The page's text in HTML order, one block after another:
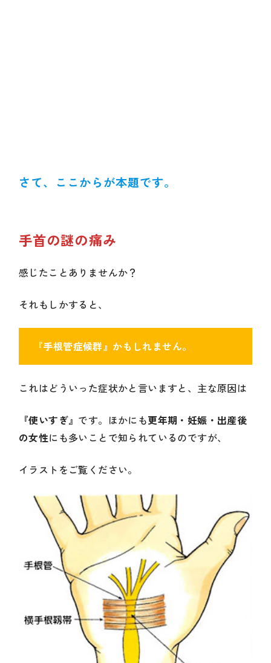
さて、ここからが本題です。
手首の謎の痛み
感じたことありませんか？
それもしかすると、
『手根管症候群』かもしれません。
これはどういった症状かと言いますと、主な原因は
『使いすぎ』 です。ほかにも更年期・妊娠・出産後
の女性にも多いことで知られているのですが、
イラストをご覧ください。